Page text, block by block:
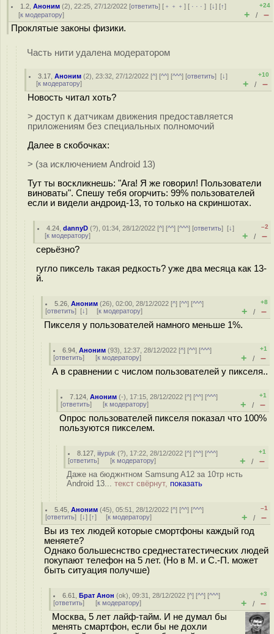
1.2 ,Аноним (2), 22:25, 27/12/2022 [ответить] [ ﹢﹢﹢] [ · · ·][↓] [↑]
[к модератору]
+24
+ / –
Проклятые законы физики.
Часть нити удалена модератором
3.17 ,Аноним (2), 23:32, 27/12/2022 [^] [^^] [^^^] [ответить][↓]
[к модератору]
+10
+ / –
Новость читал хоть?
> доступ к датчикам движения предоставляется
приложениям без специальных полномочий
Далее в скобочках:
> (за исключением Android 13)
Тут ты воскликнешь: "Ага! Я же говорил! Пользователи
виноваты". Спешу тебя огорчить: 99% пользователей
если и видели андроид-13, то только на скриншотах.
4.24 ,dannyD (?), 01:34, 28/12/2022 [^] [^^] [^^^] [ответить][↓]
[к модератору]
–2
+ / –
серьёзно?
гугло пиксель такая редкость? уже два месяца как 13-
й.
5.26 ,Аноним (26), 02:00, 28/12/2022 [^] [^^] [^^^]
[ответить] [↓] [к модератору]
+8
+ / –
Пикселя у пользователей намного меньше 1%.
6.94 ,Аноним (93), 12:37, 28/12/2022 [^] [^^] [^^^]
[ответить] [к модератору]
+1
+ / –
А в сравнении с числом пользователей у пикселя..
7.124 ,Аноним (-), 17:15, 28/12/2022 [^] [^^] [^^^]
[ответить] [к модератору]
+1
+ / –
Опрос пользователей пикселя показал что 100%
пользуются пикселем.
8.127 ,iiiypuk (?), 17:22, 28/12/2022 [^] [^^] [^^^]
[ответить] [к модератору]
+1
+ / –
Даже на бюджнтном Samsung A12 за 10тр нсть
Android 13... текст свёрнут, показать
5.45 ,Аноним (45), 05:51, 28/12/2022 [^] [^^] [^^^]
[ответить] [↓] [↑] [к модератору]
–1
+ / –
Вы из тех людей которые смортфоны каждый год
меняете?
Однако большеснство среднестатестических людей
покупают телефон на 5 лет. (Но в М. и С.-П. может
быть ситуация получше)
6.61 ,Брат Анон (ok), 09:31, 28/12/2022 [^] [^^] [^^^]
[ответить] [к модератору]
+3
+ / –
Москва, 5 лет лайф-тайм. И не думал бы
менять смартфон, если бы не дохли